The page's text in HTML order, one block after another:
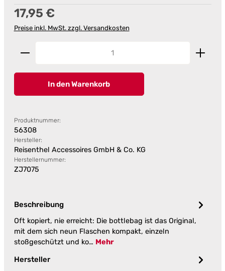
Regulärer Preis:
17,95 €
Preise inkl. MwSt. zzgl. Versandkosten
Produkt Anzahl: Gib den gewünschten Wert ein
In den Warenkorb
Produktnummer:
56308
Hersteller:
Reisenthel Accessoires GmbH & Co. KG
Herstellernummer:
ZJ7075
Beschreibung
Oft kopiert, nie erreicht: Die bottlebag ist das Original,
mit dem sich neun Flaschen kompakt, einzeln
stoßgeschützt und ko… Mehr
Hersteller